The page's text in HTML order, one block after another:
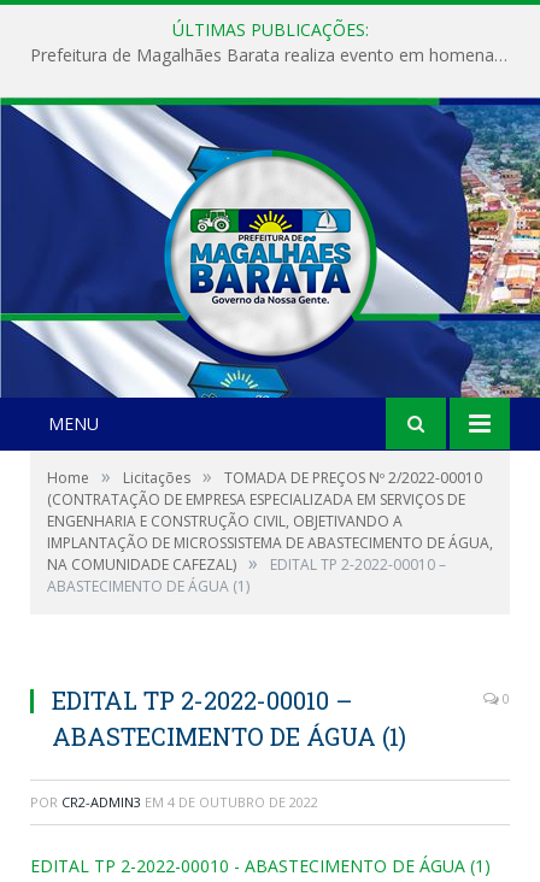
ÚLTIMAS PUBLICAÇÕES:
Prefeitura de Magalhães Barata realiza evento em homenagem ao Dia Internacional da Mulher
MENU
Home » Licitações »
TOMADA DE PREÇOS Nº 2/2022-00010
(CONTRATAÇÃO DE EMPRESA ESPECIALIZADA EM SERVIÇOS DE
ENGENHARIA E CONSTRUÇÃO CIVIL, OBJETIVANDO A
IMPLANTAÇÃO DE MICROSSISTEMA DE ABASTECIMENTO DE ÁGUA,
NA COMUNIDADE CAFEZAL) »
EDITAL TP 2-2022-00010 –
ABASTECIMENTO DE ÁGUA (1)
EDITAL TP 2-2022-00010 –
ABASTECIMENTO DE ÁGUA (1)
0
POR CR2-ADMIN3 EM 4 DE OUTUBRO DE 2022
EDITAL TP 2-2022-00010 - ABASTECIMENTO DE ÁGUA (1)